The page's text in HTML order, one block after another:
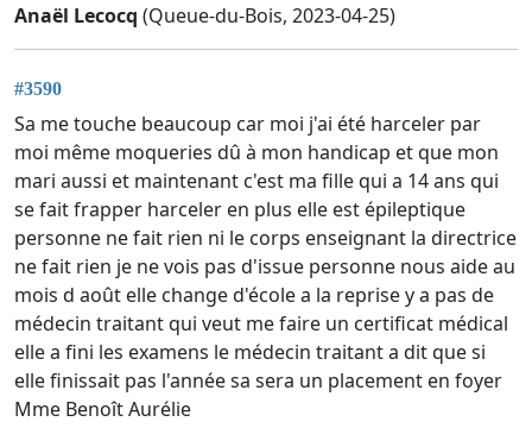
Anaël Lecocq (Queue-du-Bois, 2023-04-25)
#3590
Sa me touche beaucoup car moi j'ai été harceler par
moi même moqueries dû à mon handicap et que mon
mari aussi et maintenant c'est ma fille qui a 14 ans qui
se fait frapper harceler en plus elle est épileptique
personne ne fait rien ni le corps enseignant la directrice
ne fait rien je ne vois pas d'issue personne nous aide au
mois d août elle change d'école a la reprise y a pas de
médecin traitant qui veut me faire un certificat médical
elle a fini les examens le médecin traitant a dit que si
elle finissait pas l'année sa sera un placement en foyer
Mme Benoît Aurélie